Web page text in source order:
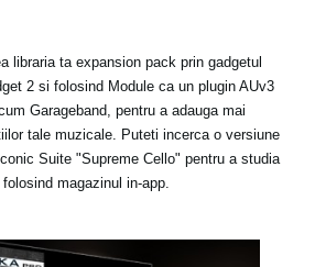
libraria ta expansion pack prin gadgetul
2 si folosind Module ca un plugin AUv3
Garageband, pentru a adauga mai
tale muzicale. Puteti incerca o versiune
Suite "Supreme Cello" pentru a studia
magazinul in-app.